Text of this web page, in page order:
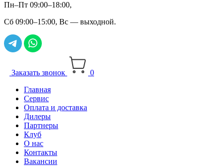
Пн–Пт 09:00–18:00,
Сб 09:00–15:00, Вс — выходной.
Заказать звонок
0
Главная
Сервис
Оплата и доставка
Дилеры
Партнеры
Клуб
О нас
Контакты
Вакансии